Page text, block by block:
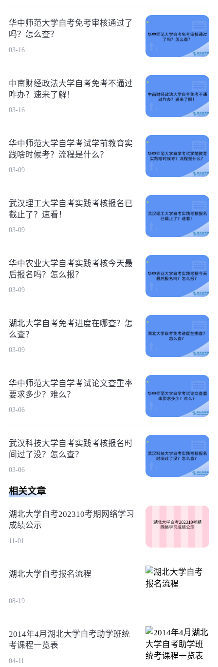
华中师范大学自考免考审核通过了
吗？怎么查？
03-16
中南财经政法大学自考免考不通过
咋办？速来了解！
03-16
华中师范大学自学考试学前教育实
践啥时候考？流程是什么？
03-09
武汉理工大学自考实践考核报名已
截止了？速看！
03-09
华中农业大学自考实践考核今天最
后报名吗？怎么报？
03-09
湖北大学自考免考进度在哪查？怎
么查？
03-09
华中师范大学自学考试论文查重率
要求多少？难么？
03-06
武汉科技大学自考实践考核报名时
间过了没？怎么查？
03-06
相关文章
湖北大学自考202310考期网络学习
成绩公示
11-01
湖北大学自考报名流程
08-19
2014年4月湖北大学自考助学班统
考课程一览表
04-11